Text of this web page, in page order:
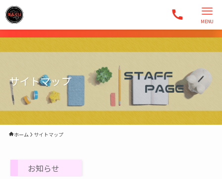
MENU
サイトマップ
ホーム サイトマップ
お知らせ